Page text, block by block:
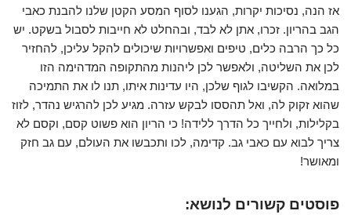
אז הנה, נסיכות יקרות, הגענו לסוף המסע הקטן שלנו להבנת כאבי
הגב בהריון. זכרו, אתן לא לבד, ובהחלט לא חייבות לסבול בשקט. יש
כל כך הרבה כלים, טיפים ואפשרויות שיכולים להקל עליכן, להחזיר
לכן את השליטה, ולאפשר לכן ליהנות מהתקופה המדהימה הזו
במלואה. הקשיבו לגוף שלכן, היו עדינות איתו, תנו לו את התמיכה
שהוא זקוק לה, ואל תהססו לבקש עזרה. מגיע לכן להרגיש נהדר, לזוז
בקלילות, ולחייך כל הדרך ללידה! כי הריון הוא פשוט קסם, וקסם לא
צריך לבוא עם כאבי גב. קדימה, לכו ותכבשו את העולם, עם גב חזק
ומאושר!
פוסטים קשורים לנושא: